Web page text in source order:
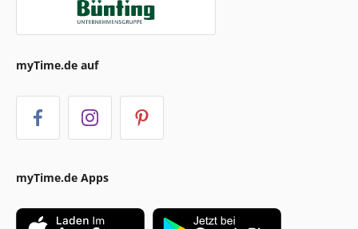
myTime.de auf
myTime.de Apps